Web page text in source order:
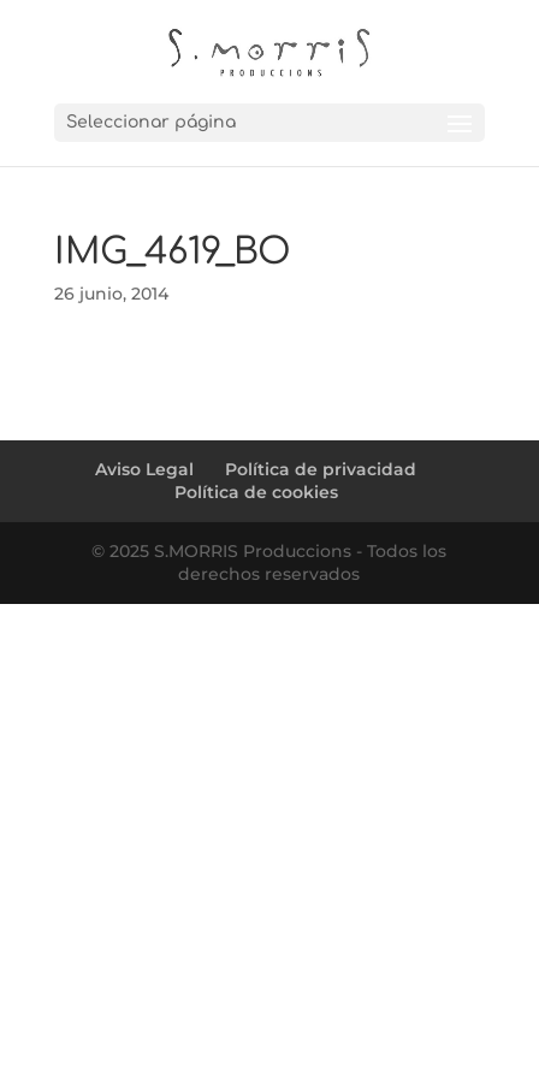
Seleccionar página
IMG_4619_BO
26 junio, 2014
Aviso Legal
Política de privacidad
Política de cookies
© 2025 S.MORRIS Produccions - Todos los
derechos reservados